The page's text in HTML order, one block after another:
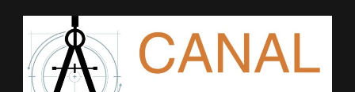
to
content